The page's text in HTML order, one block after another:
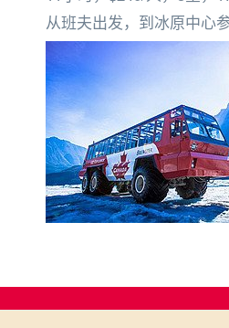
从班夫出发，到冰原中心